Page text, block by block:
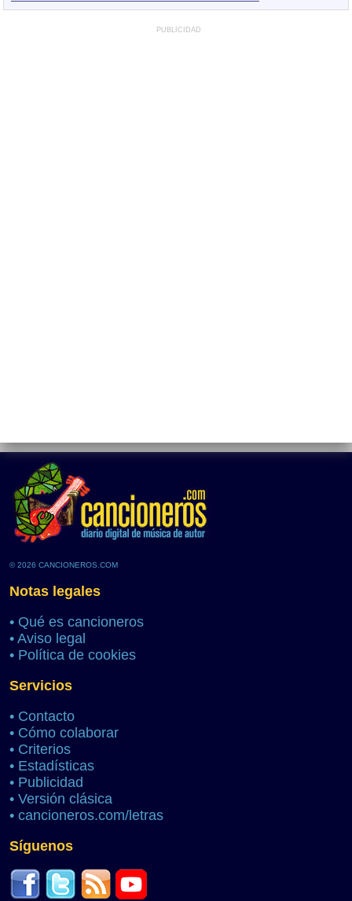
PUBLICIDAD
© 2026 CANCIONEROS.COM
Notas legales
• Qué es cancioneros
• Aviso legal
• Política de cookies
Servicios
• Contacto
• Cómo colaborar
• Criterios
• Estadísticas
• Publicidad
• Versión clásica
• cancioneros.com/letras
Síguenos